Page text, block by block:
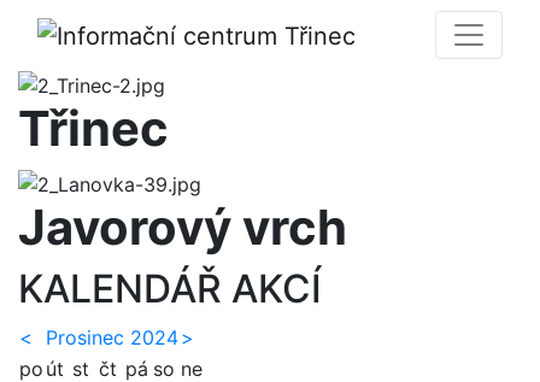
Třinec
Javorový vrch
KALENDÁŘ AKCÍ
< Prosinec 2024>
po út st čt pá so ne